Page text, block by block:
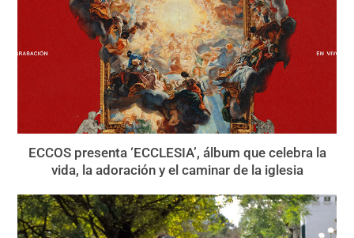
ECCOS presenta ‘ECCLESIA’, álbum que celebra la
vida, la adoración y el caminar de la iglesia